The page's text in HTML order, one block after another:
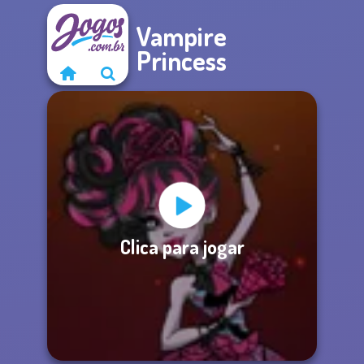
Vampire
Princess
Clica para jogar